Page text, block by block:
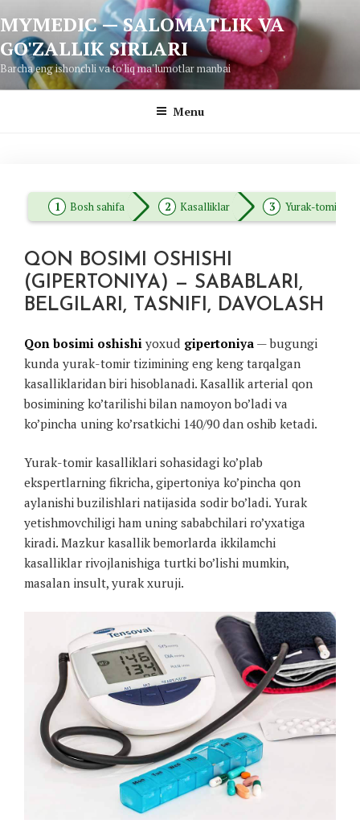
to
content
MYMEDIC — SALOMATLIK VA
GO'ZALLIK SIRLARI
Barcha eng ishonchli va to'liq ma'lumotlar manbai
Menu
Bosh sahifa Kasalliklar Yurak-tomir
QON BOSIMI OSHISHI
(GIPERTONIYA) — SABABLARI,
BELGILARI, TASNIFI, DAVOLASH
Qon bosimi oshishi yoxud gipertoniya — bugungi
kunda yurak-tomir tizimining eng keng tarqalgan
kasalliklaridan biri hisoblanadi. Kasallik arterial qon
bosimining ko’tarilishi bilan namoyon bo’ladi va
ko’pincha uning ko’rsatkichi 140/90 dan oshib ketadi.
Yurak-tomir kasalliklari sohasidagi ko’plab
ekspertlarning fikricha, gipertoniya ko’pincha qon
aylanishi buzilishlari natijasida sodir bo’ladi. Yurak
yetishmovchiligi ham uning sababchilari ro’yxatiga
kiradi. Mazkur kasallik bemorlarda ikkilamchi
kasalliklar rivojlanishiga turtki bo’lishi mumkin,
masalan insult, yurak xuruji.